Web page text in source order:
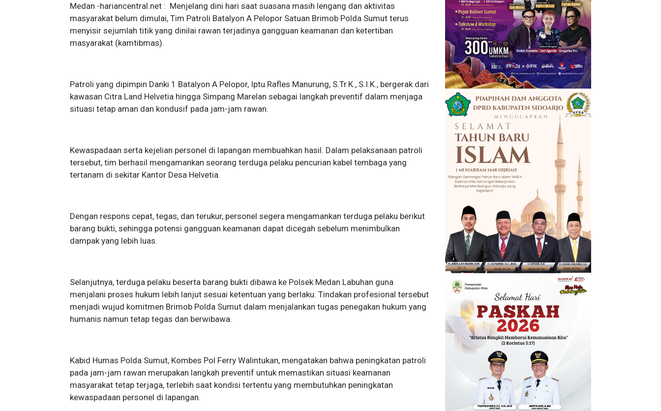
Medan -hariancentral.net : Menjelang dini hari saat suasana masih lengang dan aktivitas
masyarakat belum dimulai, Tim Patroli Batalyon A Pelopor Satuan Brimob Polda Sumut terus
menyisir sejumlah titik yang dinilai rawan terjadinya gangguan keamanan dan ketertiban
masyarakat (kamtibmas).
Patroli yang dipimpin Danki 1 Batalyon A Pelopor, Iptu Rafles Manurung, S.Tr.K., S.I.K., bergerak dari
kawasan Citra Land Helvetia hingga Simpang Marelan sebagai langkah preventif dalam menjaga
situasi tetap aman dan kondusif pada jam-jam rawan.
Kewaspadaan serta kejelian personel di lapangan membuahkan hasil. Dalam pelaksanaan patroli
tersebut, tim berhasil mengamankan seorang terduga pelaku pencurian kabel tembaga yang
tertanam di sekitar Kantor Desa Helvetia.
Dengan respons cepat, tegas, dan terukur, personel segera mengamankan terduga pelaku berikut
barang bukti, sehingga potensi gangguan keamanan dapat dicegah sebelum menimbulkan
dampak yang lebih luas.
Selanjutnya, terduga pelaku beserta barang bukti dibawa ke Polsek Medan Labuhan guna
menjalani proses hukum lebih lanjut sesuai ketentuan yang berlaku. Tindakan profesional tersebut
menjadi wujud komitmen Brimob Polda Sumut dalam menjalankan tugas penegakan hukum yang
humanis namun tetap tegas dan berwibawa.
Kabid Humas Polda Sumut, Kombes Pol Ferry Walintukan, mengatakan bahwa peningkatan patroli
pada jam-jam rawan merupakan langkah preventif untuk memastikan situasi keamanan
masyarakat tetap terjaga, terlebih saat kondisi tertentu yang membutuhkan peningkatan
kewaspadaan personel di lapangan.